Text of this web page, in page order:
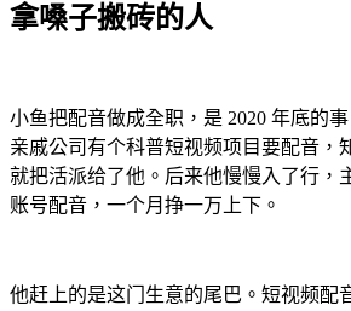
拿嗓子搬砖的人
小鱼把配音做成全职，是 2020 年底的
亲戚公司有个科普短视频项目要配音，
就把活派给了他。后来他慢慢入了行，
账号配音，一个月挣一万上下。
他赶上的是这门生意的尾巴。短视频配